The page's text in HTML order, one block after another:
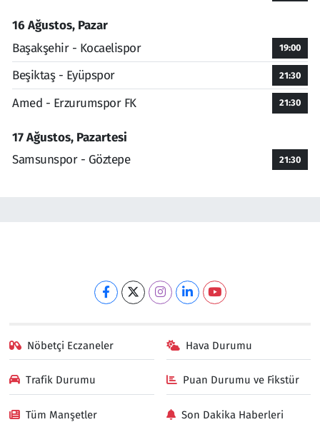
16 Ağustos, Pazar
Başakşehir - Kocaelispor
19:00
Beşiktaş - Eyüpspor 21:30
Amed - Erzurumspor FK 21:30
17 Ağustos, Pazartesi
Samsunspor - Göztepe
21:30
Nöbetçi Eczaneler Hava Durumu
Trafik Durumu Puan Durumu ve Fikstür
Tüm Manşetler Son Dakika Haberleri